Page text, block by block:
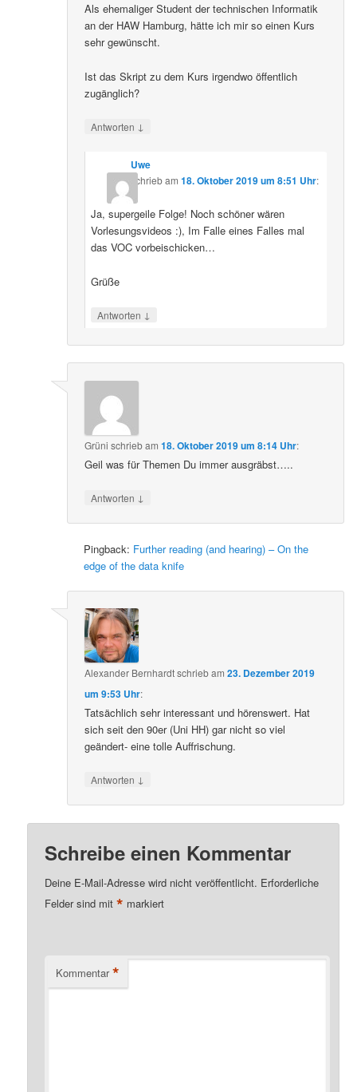
Als ehemaliger Student der technischen Informatik
an der HAW Hamburg, hätte ich mir so einen Kurs
sehr gewünscht.
Ist das Skript zu dem Kurs irgendwo öffentlich
zugänglich?
Antworten ↓
Uwe
schriebam 18. Oktober 2019 um 8:51 Uhr:
Ja, supergeile Folge! Noch schöner wären
Vorlesungsvideos :), Im Falle eines Falles mal
das VOC vorbeischicken…
Grüße
Antworten ↓
Grüni schriebam18. Oktober 2019 um 8:14 Uhr:
Geil was für Themen Du immer ausgräbst…..
Antworten ↓
Pingback: Further reading (and hearing) – On the
edge of the data knife
Alexander Bernhardtschriebam23. Dezember 2019
um 9:53 Uhr:
Tatsächlich sehr interessant und hörenswert. Hat
sich seit den 90er (Uni HH) gar nicht so viel
geändert- eine tolle Auffrischung.
Antworten ↓
Schreibe einen Kommentar
Deine E-Mail-Adresse wird nicht veröffentlicht. Erforderliche
Felder sind mit* markiert
Kommentar *